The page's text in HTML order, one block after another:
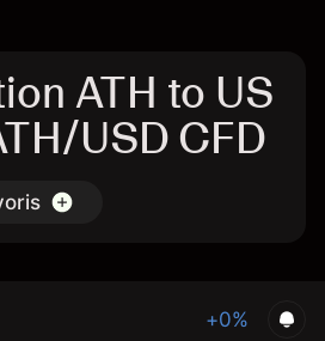
ATH to US
USD CFD
+0%